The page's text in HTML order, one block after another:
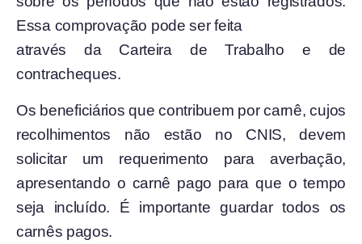
Essa comprovação pode ser feita
através da Carteira de Trabalho e de
contracheques.
Os beneficiários que contribuem por carnê, cujos
recolhimentos não estão no CNIS, devem
solicitar um requerimento para averbação,
apresentando o carnê pago para que o tempo
seja incluído. É importante guardar todos os
carnês pagos.